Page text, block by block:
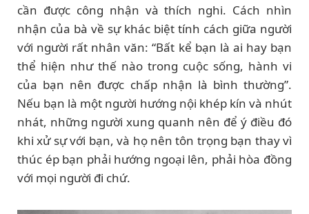
cần được công nhận và thích nghi. Cách nhìn
nhận của bà về sự khác biệt tính cách giữa người
với người rất nhân văn: “Bất kể bạn là ai hay bạn
thể hiện như thế nào trong cuộc sống, hành vi
của bạn nên được chấp nhận là bình thường”.
Nếu bạn là một người hướng nội khép kín và nhút
nhát, những người xung quanh nên để ý điều đó
khi xử sự với bạn, và họ nên tôn trọng bạn thay vì
thúc ép bạn phải hướng ngoại lên, phải hòa đồng
với mọi người đi chứ.